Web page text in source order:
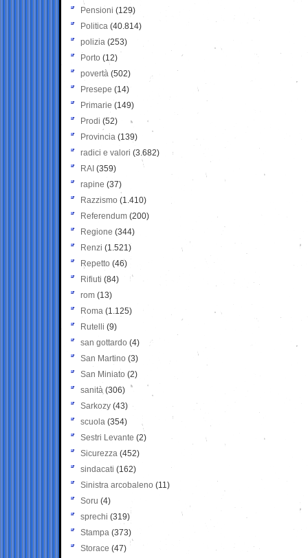
Pensioni (129)
Politica (40.814)
polizia (253)
Porto (12)
povertà (502)
Presepe (14)
Primarie (149)
Prodi (52)
Provincia (139)
radici e valori (3.682)
RAI (359)
rapine (37)
Razzismo (1.410)
Referendum (200)
Regione (344)
Renzi (1.521)
Repetto (46)
Rifiuti (84)
rom (13)
Roma (1.125)
Rutelli (9)
san gottardo (4)
San Martino (3)
San Miniato (2)
sanità (306)
Sarkozy (43)
scuola (354)
Sestri Levante (2)
Sicurezza (452)
sindacati (162)
Sinistra arcobaleno (11)
Soru (4)
sprechi (319)
Stampa (373)
Storace (47)